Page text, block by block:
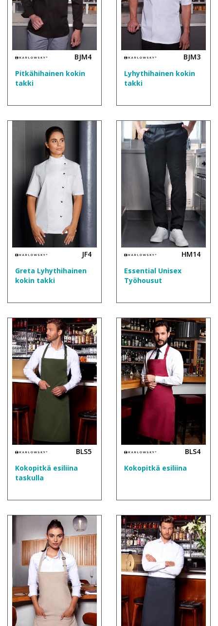
BJM4
Pitkähihainen kokin
takki
BJM3
Lyhythihainen kokin
takki
JF4
Greta Lyhythihainen
kokin takki
HM14
Essential Unisex
Työhousut
BLS5
Kokopitkä esiliina
taskulla
BLS4
Kokopitkä esiliina